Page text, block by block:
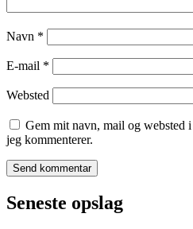
Navn *
E-mail *
Websted
Gem mit navn, mail og websted
jeg kommenterer.
Seneste opslag